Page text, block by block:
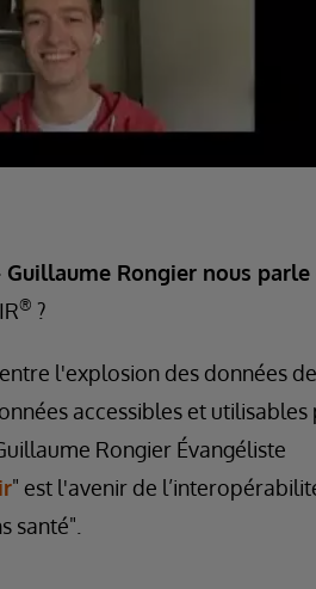
Rongier nous parle
® ?
l'explosion des données
accessibles et utilisables
Rongier Évangéliste
" est l'avenir de
santé".